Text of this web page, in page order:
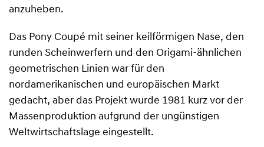
anzuheben.
Das Pony Coupé mit seiner keilförmigen Nase, den
runden Scheinwerfern und den Origami-ähnlichen
geometrischen Linien war für den
nordamerikanischen und europäischen Markt
gedacht, aber das Projekt wurde 1981 kurz vor der
Massenproduktion aufgrund der ungünstigen
Weltwirtschaftslage eingestellt.